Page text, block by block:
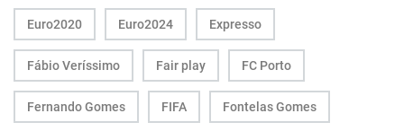
Euro2020 Euro2024 Expresso
Fábio Veríssimo Fair play FC Porto
Fernando Gomes FIFA Fontelas Gomes